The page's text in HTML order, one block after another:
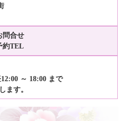
問合せ
約TEL
～ 18:00 まで
ます。